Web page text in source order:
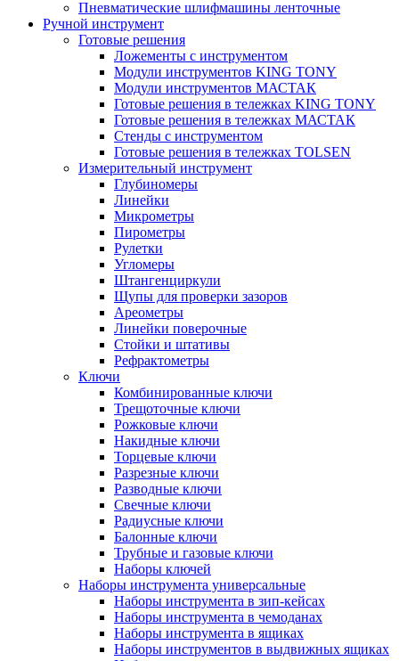
Пневматические шлифмашины ленточные
Ручной инструмент
Готовые решения
Ложементы с инструментом
Модули инструментов KING TONY
Модули инструментов МАСТАК
Готовые решения в тележках KING TONY
Готовые решения в тележках МАСТАК
Стенды с инструментом
Готовые решения в тележках TOLSEN
Измерительный инструмент
Глубиномеры
Линейки
Микрометры
Пирометры
Рулетки
Угломеры
Штангенциркули
Щупы для проверки зазоров
Ареометры
Линейки поверочные
Стойки и штативы
Рефрактометры
Ключи
Комбинированные ключи
Трещоточные ключи
Рожковые ключи
Накидные ключи
Торцевые ключи
Разрезные ключи
Разводные ключи
Свечные ключи
Радиусные ключи
Балонные ключи
Трубные и газовые ключи
Наборы ключей
Наборы инструмента универсальные
Наборы инструмента в зип-кейсах
Наборы инструмента в чемоданах
Наборы инструмента в ящиках
Наборы инструментов в выдвижных ящиках